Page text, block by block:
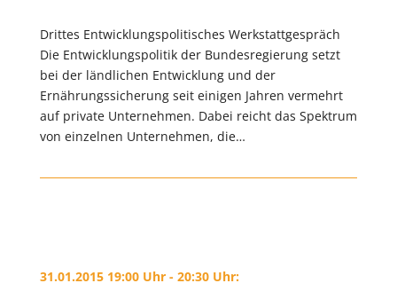
Drittes Entwicklungspolitisches Werkstattgespräch
Die Entwicklungspolitik der Bundesregierung setzt
bei der ländlichen Entwicklung und der
Ernährungssicherung seit einigen Jahren vermehrt
auf private Unternehmen. Dabei reicht das Spektrum
von einzelnen Unternehmen, die…
31.01.2015 19:00 Uhr - 20:30 Uhr: